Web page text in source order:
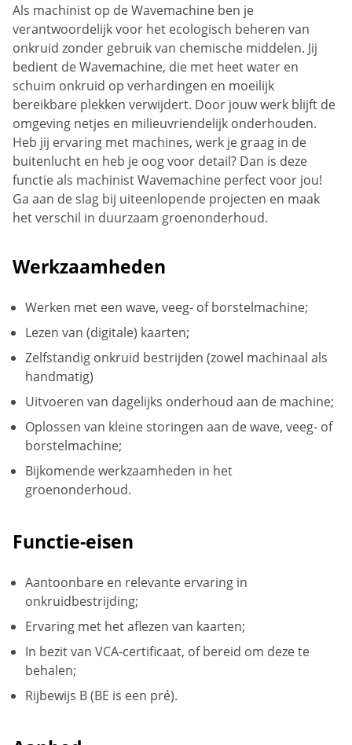
Als machinist op de Wavemachine ben je
verantwoordelijk voor het ecologisch beheren van
onkruid zonder gebruik van chemische middelen. Jij
bedient de Wavemachine, die met heet water en
schuim onkruid op verhardingen en moeilijk
bereikbare plekken verwijdert. Door jouw werk blijft de
omgeving netjes en milieuvriendelijk onderhouden.
Heb jij ervaring met machines, werk je graag in de
buitenlucht en heb je oog voor detail? Dan is deze
functie als machinist Wavemachine perfect voor jou!
Ga aan de slag bij uiteenlopende projecten en maak
het verschil in duurzaam groenonderhoud.
Werkzaamheden
Werken met een wave, veeg- of borstelmachine;
Lezen van (digitale) kaarten;
Zelfstandig onkruid bestrijden (zowel machinaal als
handmatig)
Uitvoeren van dagelijks onderhoud aan de machine;
Oplossen van kleine storingen aan de wave, veeg- of
borstelmachine;
Bijkomende werkzaamheden in het
groenonderhoud.
Functie-eisen
Aantoonbare en relevante ervaring in
onkruidbestrijding;
Ervaring met het aflezen van kaarten;
In bezit van VCA-certificaat, of bereid om deze te
behalen;
Rijbewijs B (BE is een pré).